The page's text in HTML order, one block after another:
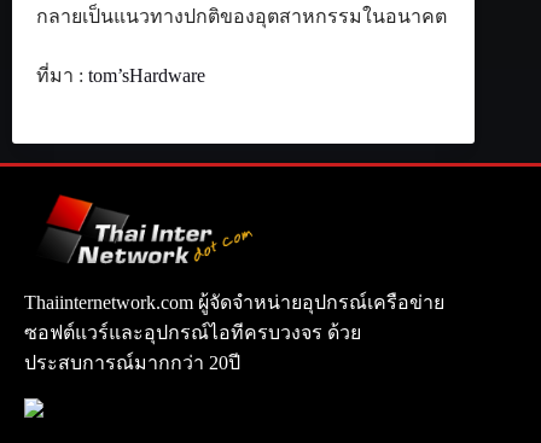
กลายเป็นแนวทางปกติของอุตสาหกรรมในอนาคต
ที่มา : tom’sHardware
Thaiinternetwork.com ผู้จัดจำหน่ายอุปกรณ์เครือข่าย
ซอฟต์แวร์และอุปกรณ์ไอทีครบวงจร ด้วย
ประสบการณ์มากกว่า 20ปี